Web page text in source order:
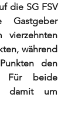
die SG FSV
Gastgeber
während
den
Für beide
damit um